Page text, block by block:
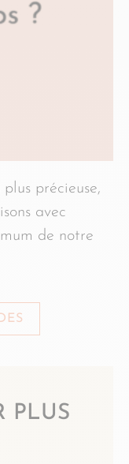
précieuse,
avec
de notre
PLUS